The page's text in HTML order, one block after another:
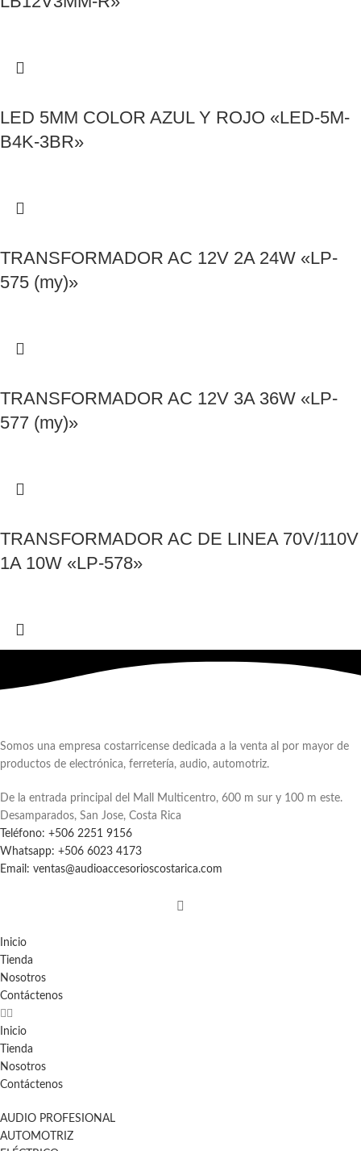
LED 5MM COLOR AZUL Y ROJO «LED-5M-
B4K-3BR»
TRANSFORMADOR AC 12V 2A 24W «LP-
575 (my)»
TRANSFORMADOR AC 12V 3A 36W «LP-
577 (my)»
TRANSFORMADOR AC DE LINEA 70V/110V
1A 10W «LP-578»
Somos una empresa costarricense dedicada a la venta al por mayor de
productos de electrónica, ferretería, audio, automotriz.
De la entrada principal del Mall Multicentro, 600 m sur y 100 m este.
Desamparados, San Jose, Costa Rica
Teléfono: +506 2251 9156
Whatsapp: +506 6023 4173
Email: ventas@audioaccesorioscostarica.com
Inicio
Tienda
Nosotros
Contáctenos
Inicio
Tienda
Nosotros
Contáctenos
AUDIO PROFESIONAL
AUTOMOTRIZ